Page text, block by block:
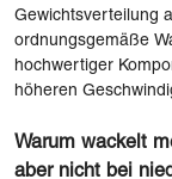
Gewichtsverteilung
ordnungsgemäße
hochwertiger
höheren
Warum wackelt
aber nicht bei